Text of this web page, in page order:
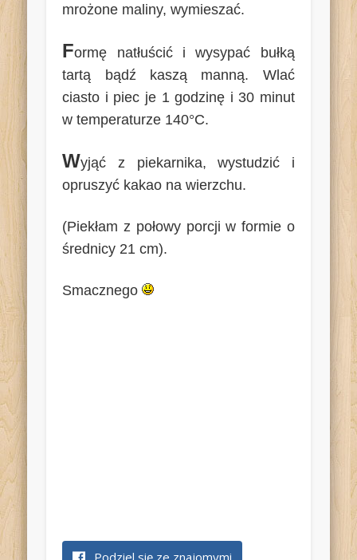
mrożone maliny, wymieszać.
Formę natłuścić i wysypać bułką
tartą bądź kaszą manną. Wlać
ciasto i piec je 1 godzinę i 30 minut
w temperaturze 140°C.
Wyjąć z piekarnika, wystudzić i
opruszyć kakao na wierzchu.
(Piekłam z połowy porcji w formie o
średnicy 21 cm).
Smacznego
Podziel się ze znajomymi